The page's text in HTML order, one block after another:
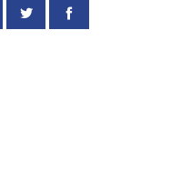
פייסבוק